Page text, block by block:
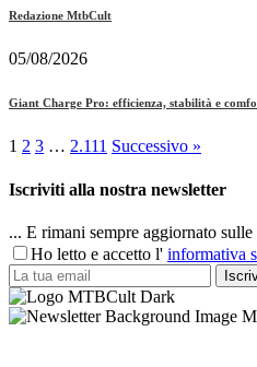
Redazione MtbCult
05/08/2026
Giant Charge Pro: efficienza, stabilità e
1 2 3 … 2.111 Successivo »
Iscriviti alla nostra newsletter
... E rimani sempre aggiornato
Ho letto e accetto l' informativa